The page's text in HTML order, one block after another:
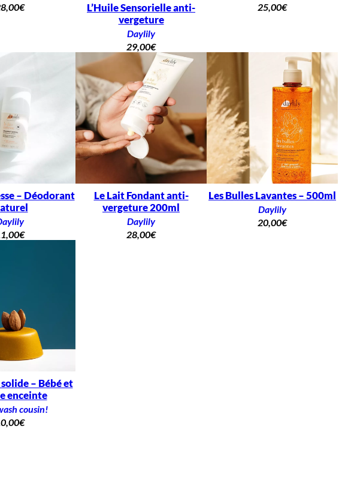
€
L’Huile Sensorielle anti-
vergeture
Daylily
29,00€
25,00€
– Déodorant
€
Le Lait Fondant anti-
vergeture 200ml
Daylily
28,00€
Les Bulles Lavantes – 500ml
Daylily
20,00€
– Bébé et
enceinte
cousin!
€